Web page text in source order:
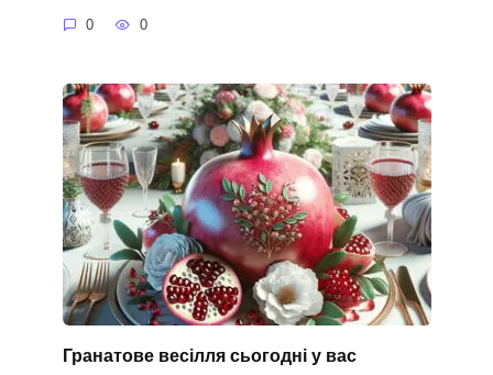
0 0
Гранатове весілля сьогодні у вас